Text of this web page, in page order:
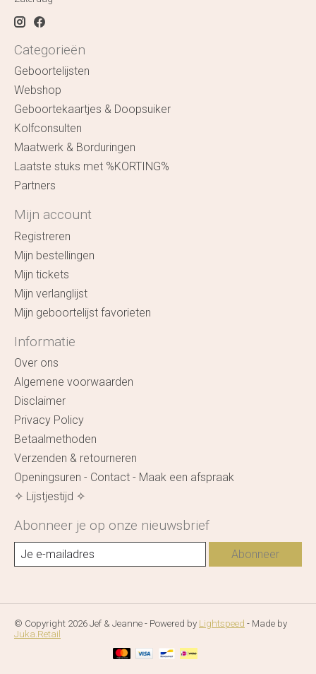
Categorieën
Geboortelijsten
Webshop
Geboortekaartjes & Doopsuiker
Kolfconsulten
Maatwerk & Borduringen
Laatste stuks met %KORTING%
Partners
Mijn account
Registreren
Mijn bestellingen
Mijn tickets
Mijn verlanglijst
Mijn geboortelijst favorieten
Informatie
Over ons
Algemene voorwaarden
Disclaimer
Privacy Policy
Betaalmethoden
Verzenden & retourneren
Openingsuren - Contact - Maak een afspraak
✧ Lijstjestijd ✧
Abonneer je op onze nieuwsbrief
Abonneer
© Copyright 2026 Jef & Jeanne - Powered by Lightspeed - Made by
Juka.Retail